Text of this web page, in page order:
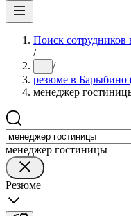
Поиск сотрудников
/
... /
резюме в Барыбино
менеджер
менеджер гостиницы
Резюме